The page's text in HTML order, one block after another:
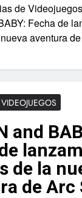
de Videojuegos
Fecha de
aventura
and
de la
de Arc